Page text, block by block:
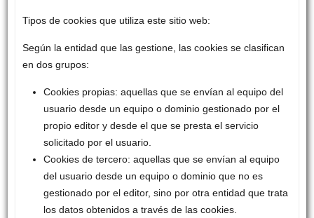
Tipos de cookies que utiliza este sitio web:
Según la entidad que las gestione, las cookies se clasifican
en dos grupos:
Cookies propias: aquellas que se envían al equipo del
usuario desde un equipo o dominio gestionado por el
propio editor y desde el que se presta el servicio
solicitado por el usuario.
Cookies de tercero: aquellas que se envían al equipo
del usuario desde un equipo o dominio que no es
gestionado por el editor, sino por otra entidad que trata
los datos obtenidos a través de las cookies.